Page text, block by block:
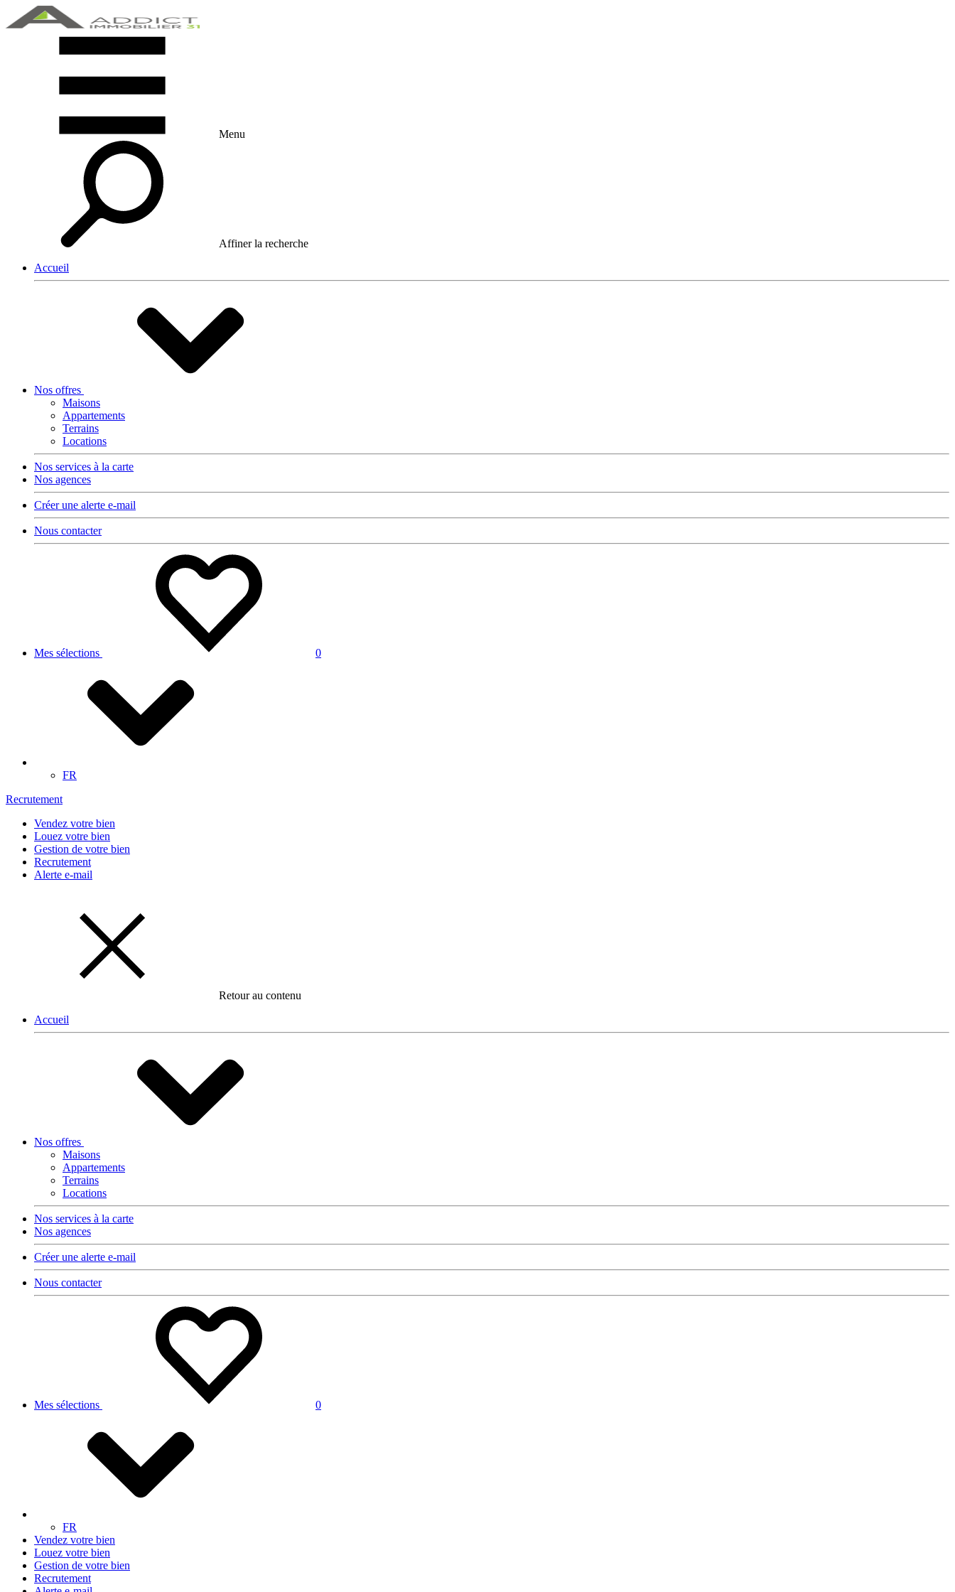
Menu
Affiner la recherche
Accueil
Nos offres
Maisons
Appartements
Terrains
Locations
Nos services à la carte
Nos agences
Créer une alerte e-mail
Nous contacter
Mes sélections 0
FR
Recrutement
Vendez votre bien
Louez votre bien
Gestion de votre bien
Recrutement
Alerte e-mail
Retour au contenu
Accueil
Nos offres
Maisons
Appartements
Terrains
Locations
Nos services à la carte
Nos agences
Créer une alerte e-mail
Nous contacter
Mes sélections 0
FR
Vendez votre bien
Louez votre bien
Gestion de votre bien
Recrutement